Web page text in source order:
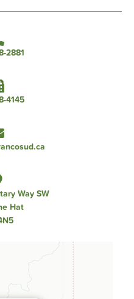
2881
4145
Way SW
Hat